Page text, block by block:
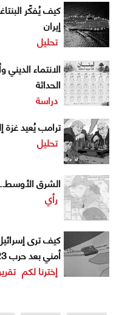
كيف يُفكّر
إيران
تحليل
الانتماء الديني
الحداثة
دراسة
ترامب يُعيد غزة
تحليل
الشرق الأوسط..
رأي
كيف ترى
أمني بعد حرب 2023
إخترنا لكم تقرير